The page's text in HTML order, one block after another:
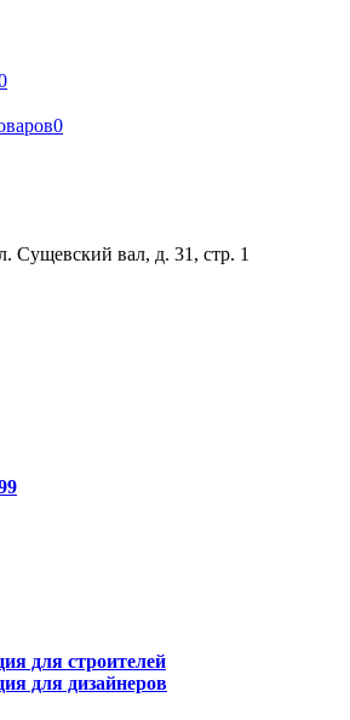
0
Сущевский вал, д. 31, стр. 1
для строителей
для дизайнеров